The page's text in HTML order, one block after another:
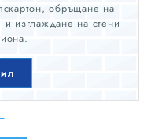
обръщане на
и изглаждане на стени